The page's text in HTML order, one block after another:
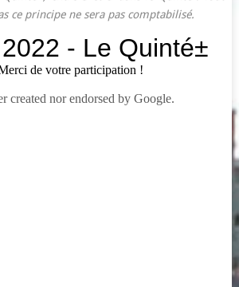
ce principe ne sera pas comptabilisé.